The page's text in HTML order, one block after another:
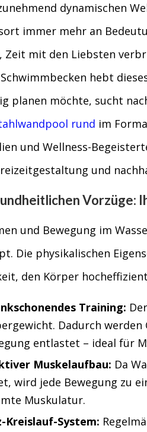
dynamischen
immer mehr an
Zeit mit den Liebsten
hebt
planen möchte, sucht
rund im
und Wellness-
und
Vorzüge:
und Bewegung im
Die physikalischen
den Körper
Training:
Dadurch werden
entlastet – ideal für
Muskelaufbau: Da
wird jede Bewegung zu
Muskulatur.
Kreislauf-System: